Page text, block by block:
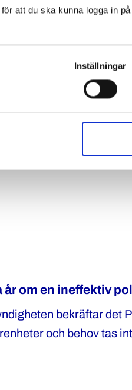
att du ska kunna logga in
Inställningar
det är fel och
enats om ett nytt
samt att
om en ineffektiv
bekräftar det
och behov tas